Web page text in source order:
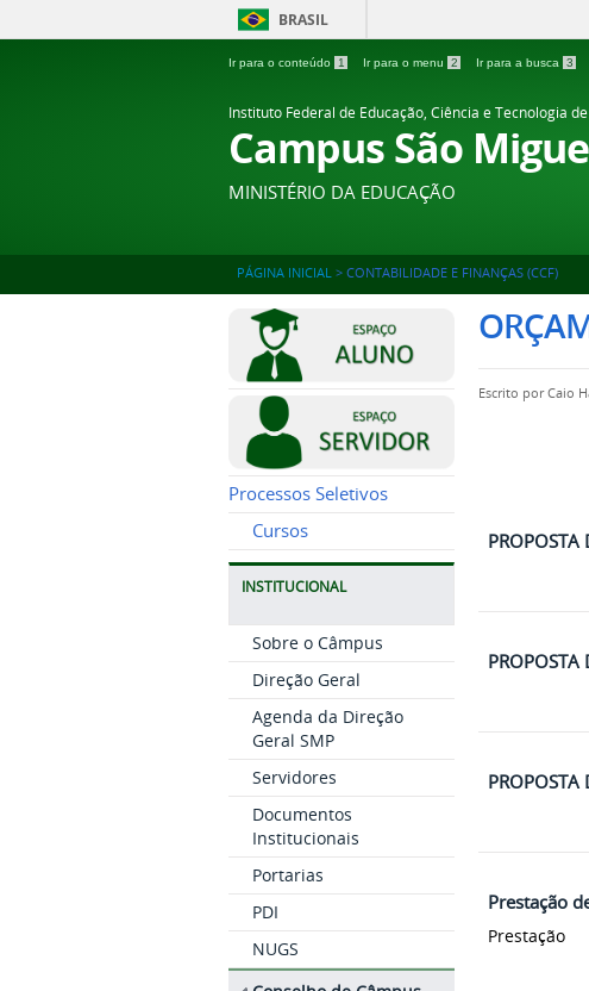
BRASIL
Ir para o conteúdo 1 Ir para o menu 2 Ir para a busca 3
Instituto Federal de Educação, Ciência e Tecnologia
Campus São
MINISTÉRIO DA EDUCAÇÃO
PÁGINA INICIAL > CONTABILIDADE E FINANÇAS (CCF)
Processos Seletivos
Cursos
INSTITUCIONAL
Sobre o Câmpus
Direção Geral
Agenda da Direção
Geral SMP
Servidores
Documentos
Institucionais
Portarias
PDI
NUGS
Escrito porCaio
Prestação
Prestação